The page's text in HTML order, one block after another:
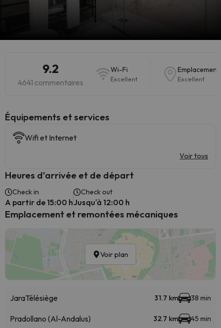
9.2
4641 commentaires
Wi-Fi
Excellent
Emplacement
Excellent
​Équipements et services
Wifi et Internet
Voir tous
Heures d'arrivée et de départ
Check in
A partir de 15:00 h
Check out
Jusqu'à 12:00 h
Emplacement et remontées mécaniques
Voir plan
JaraTélésiège 31.7 km 38 min
Pradollano (Al-Andalus) 32.7 km 45 min